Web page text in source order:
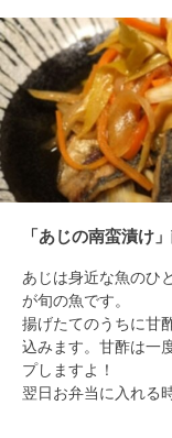
「あじの南蛮漬け
あじは身近な魚のひ
が旬の魚です。
揚げたてのうちに甘
込みます。甘酢は一
プしますよ！